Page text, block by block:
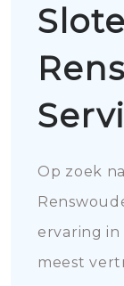
Op zoek
ervaring
meest